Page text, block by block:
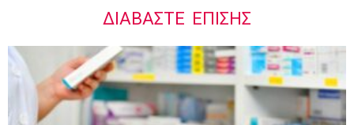
ΔΙΑΒΆΣΤΕ ΕΠΊΣΗΣ